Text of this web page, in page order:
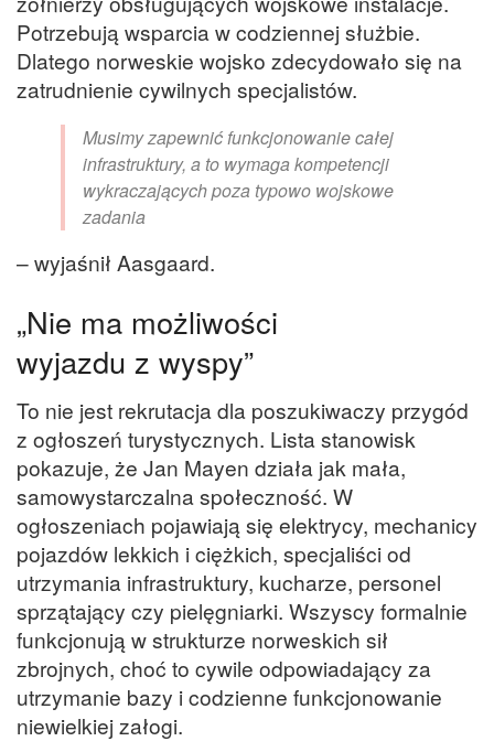
Potrzebują wsparcia w codziennej służbie.
Dlatego norweskie wojsko zdecydowało się na
zatrudnienie cywilnych specjalistów.
Musimy zapewnić funkcjonowanie całej
infrastruktury, a to wymaga kompetencji
wykraczających poza typowo wojskowe
zadania
– wyjaśnił Aasgaard.
„Nie ma możliwości
wyjazdu z wyspy”
To nie jest rekrutacja dla poszukiwaczy przygód
z ogłoszeń turystycznych. Lista stanowisk
pokazuje, że Jan Mayen działa jak mała,
samowystarczalna społeczność. W
ogłoszeniach pojawiają się elektrycy, mechanicy
pojazdów lekkich i ciężkich, specjaliści od
utrzymania infrastruktury, kucharze, personel
sprzątający czy pielęgniarki. Wszyscy formalnie
funkcjonują w strukturze norweskich sił
zbrojnych, choć to cywile odpowiadający za
utrzymanie bazy i codzienne funkcjonowanie
niewielkiej załogi.